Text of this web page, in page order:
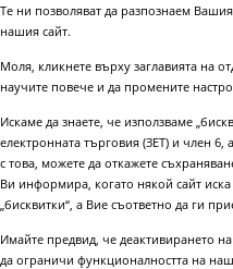
Те ни позволяват да разпознаем
нашия сайт.
Моля, кликнете върху заглавията на
научите повече и да промените
Искаме да знаете, че използваме
електронната търговия (ЗЕТ) и член 6,
с това, можете да откажете
Ви информира, когато някой сайт
„бисквитки“, а Вие съответно да ги
Имайте предвид, че деактивирането
да ограничи функционалността на